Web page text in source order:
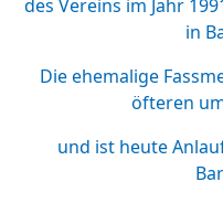
des Vereins im Jahr
in
Die ehemalige
öfteren
und ist heute